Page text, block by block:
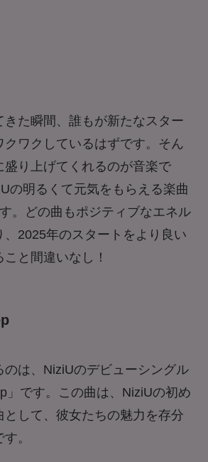
きた瞬間、誰もが新たなスター
クワクしているはずです。そん
盛り上げてくれるのが音楽で
の明るくて元気をもらえる楽曲
。どの曲もポジティブなエネル
、2025年のスタートをより良い
と間違いなし！
のは、NiziUのデビューシングル
」です。この曲は、NiziUの初め
として、彼女たちの魅力を存分
。